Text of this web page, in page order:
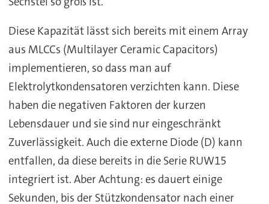
Diese Kapazität lässt sich bereits mit einem Array
aus MLCCs (Multilayer Ceramic Capacitors)
implementieren, so dass man auf
Elektrolytkondensatoren verzichten kann. Diese
haben die negativen Faktoren der kurzen
Lebensdauer und sie sind nur eingeschränkt
Zuverlässigkeit. Auch die externe Diode (D) kann
entfallen, da diese bereits in die Serie RUW15
integriert ist. Aber Achtung: es dauert einige
Sekunden, bis der Stützkondensator nach einer